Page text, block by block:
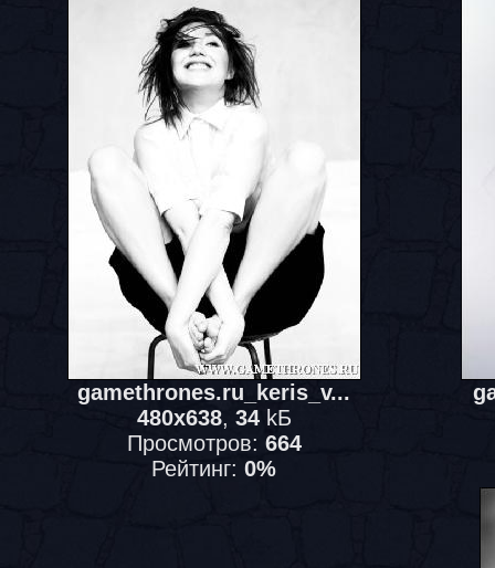
gamethrones.ru_keris_v...
480x638, 34kБ
Просмотров: 664
Рейтинг: 0%